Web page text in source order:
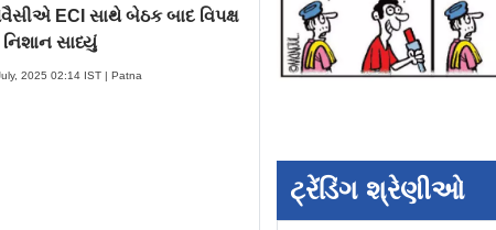
ECI સાથે બેઠક બાદ વિપક્ષ
નિશાન સાધ્યું
2025 02:14 IST | Patna
ટ્રેંડિંગ શ્રેણીઓ